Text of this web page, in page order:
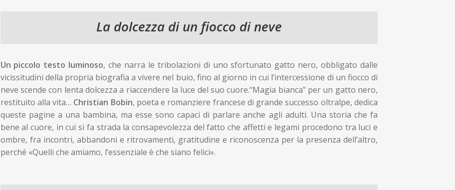
La dolcezza di un fiocco di neve
Un piccolo testo luminoso, che narra le tribolazioni di uno sfortunato gatto nero, obbligato dalle
vicissitudini della propria biografia a vivere nel buio, fino al giorno in cui l’intercessione di un fiocco di
neve scende con lenta dolcezza a riaccendere la luce del suo cuore.“Magia bianca” per un gatto nero,
restituito alla vita… Christian Bobin, poeta e romanziere francese di grande successo oltralpe, dedica
queste pagine a una bambina, ma esse sono capaci di parlare anche agli adulti. Una storia che fa
bene al cuore, in cui si fa strada la consapevolezza del fatto che affetti e legami procedono tra luci e
ombre, fra incontri, abbandoni e ritrovamenti, gratitudine e riconoscenza per la presenza dell’altro,
perché «Quelli che amiamo, l’essenziale è che siano felici».